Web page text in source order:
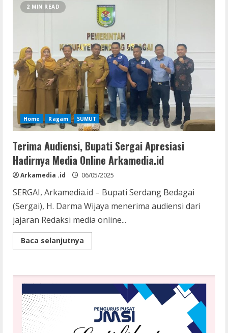
2 MIN READ
Home Ragam SUMUT
Terima Audiensi, Bupati Sergai Apresiasi
Hadirnya Media Online Arkamedia.id
Arkamedia .id 06/05/2025
SERGAI, Arkamedia.id – Bupati Serdang Bedagai
(Sergai), H. Darma Wijaya menerima audiensi dari
jajaran Redaksi media online...
Baca selanjutnya
more
Bupati
Sergai
Hadirnya
Online
Arkamedia.id